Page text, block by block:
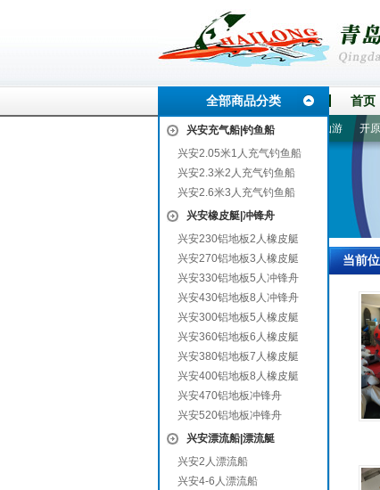
全部商品分类 首页
兴安充气船|钓鱼船
兴安2.05米1人充气钓鱼船
兴安2.3米2人充气钓鱼船
兴安2.6米3人充气钓鱼船
兴安橡皮艇|冲锋舟
兴安230铝地板2人橡皮艇
兴安270铝地板3人橡皮艇
兴安330铝地板5人冲锋舟
兴安430铝地板8人冲锋舟
兴安300铝地板5人橡皮艇
兴安360铝地板6人橡皮艇
兴安380铝地板7人橡皮艇
兴安400铝地板8人橡皮艇
兴安470铝地板冲锋舟
兴安520铝地板冲锋舟
兴安漂流船|漂流艇
兴安2人漂流船
兴安4-6人漂流船
泸定 蕉城 霍州 开原
当前位